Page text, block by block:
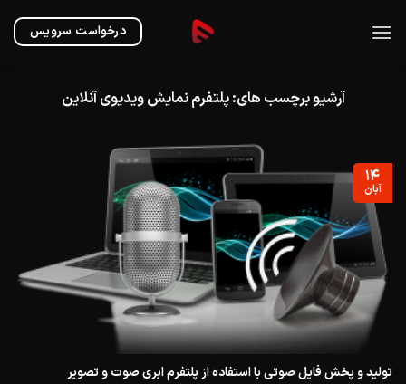
درخواست سرویس
آرشیو برچسب های:پلتفرم نمایش ویدیوی آنلاین
تولید و پخش فایل صوتی با استفاده از پلتفرم ابری صوت و تصویر
۱۴
آبان